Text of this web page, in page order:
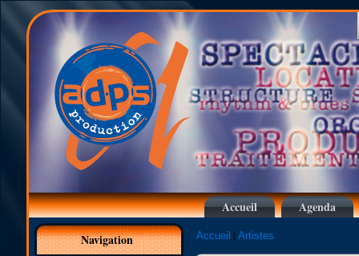
Accueil
Agenda
Navigation
Accueil |Artistes